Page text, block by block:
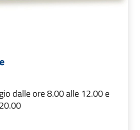
dalle ore 8.00 alle 12.00 e